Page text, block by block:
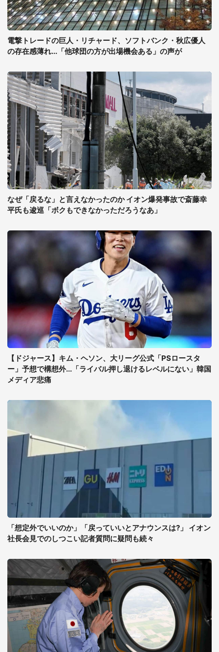
電撃トレードの巨人・リチャード、ソフトバンク・秋広優人
の存在感薄れ...「他球団の方が出場機会ある」の声が
なぜ「戻るな」と言えなかったのか イオン爆発事故で斎藤幸
平氏も逡巡「ボクもできなかっただろうなあ」
【ドジャース】キム・ヘソン、大リーグ公式「PSロースタ
ー」予想で構想外...「ライバル押し退けるレベルにない」韓国
メディア悲痛
「想定外でいいのか」「戻っていいとアナウンスは?」 イオン
社長会見でのしつこい記者質問に疑問も続々